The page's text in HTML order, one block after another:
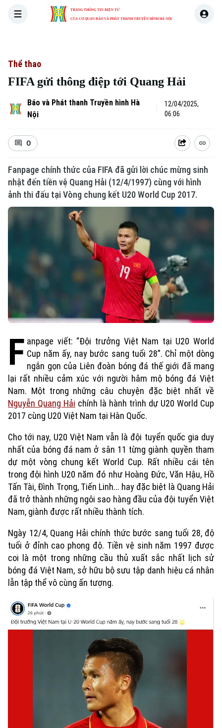
TRANG THÔNG TIN ĐIỆN TỬ
CỦA CƠ QUAN BÁO VÀ PHÁT THANH TRUYỀN HÌNH HÀ NỘI
Thể thao
FIFA gửi thông điệp tới Quang Hải
Báo và Phát thanh Truyền hình Hà
Nội
12/04/2025,
06:06
0
Fanpage chính thức của FIFA đã gửi lời chúc mừng sinh
nhật đến tiền vệ Quang Hải (12/4/1997) cùng với hình
ảnh thi đấu tại Vòng chung kết U20 World Cup 2017.
F anpage viết: “Đội trưởng Việt Nam tại U20 World
Cup năm ấy, nay bước sang tuổi 28”. Chỉ một dòng
ngắn gọn của Liên đoàn bóng đá thế giới đã mang
lại rất nhiều cảm xúc với người hâm mộ bóng đá Việt
Nam. Một trong những câu chuyện đặc biệt nhất về
Nguyễn Quang Hải chính là hành trình dự U20 World Cup
2017 cùng U20 Việt Nam tại Hàn Quốc.
Cho tới nay, U20 Việt Nam vẫn là đội tuyển quốc gia duy
nhất của bóng đá nam ở sân 11 từng giành quyền tham
dự một vòng chung kết World Cup. Rất nhiều cái tên
trong đội hình U20 năm đó như Hoàng Đức, Văn Hậu, Hồ
Tấn Tài, Đình Trọng, Tiến Linh... hay đặc biệt là Quang Hải
đã trở thành những ngôi sao hàng đầu của đội tuyển Việt
Nam, giành được rất nhiều thành tích.
Ngày 12/4, Quang Hải chính thức bước sang tuổi 28, độ
tuổi ở đỉnh cao phong độ. Tiền vệ sinh năm 1997 được
coi là một trong những cầu thủ xuất sắc nhất lịch sử
bóng đá Việt Nam, sở hữu bộ sưu tập danh hiệu cá nhân
lẫn tập thể vô cùng ấn tượng.